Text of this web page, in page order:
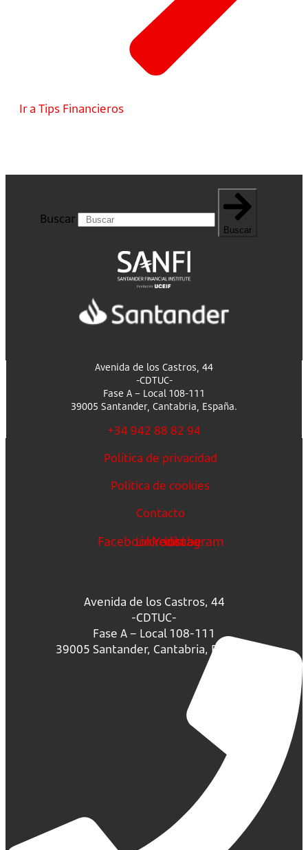
Ir a Tips Financieros
Buscar
Buscar
Avenida de los Castros, 44
-CDTUC-
Fase A – Local 108-111
39005 Santander, Cantabria, España.
+34 942 88 82 94
Política de privacidad
Política de cookies
Contacto
FacebookLinkedin
Youtube
Instagram
Avenida de los Castros, 44
-CDTUC-
Fase A – Local 108-111
39005 Santander, Cantabria, España.